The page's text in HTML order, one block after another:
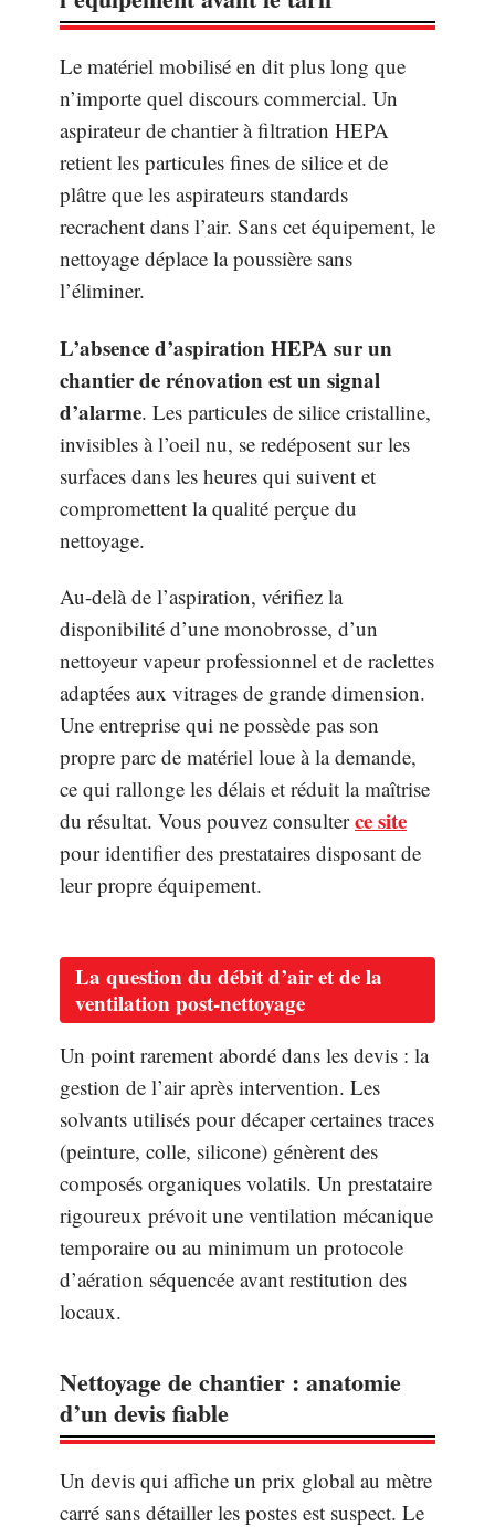
Le matériel mobilisé en dit plus long que
n’importe quel discours commercial. Un
aspirateur de chantier à filtration HEPA
retient les particules fines de silice et de
plâtre que les aspirateurs standards
recrachent dans l’air. Sans cet équipement, le
nettoyage déplace la poussière sans
l’éliminer.
L’absence d’aspiration HEPA sur un
chantier de rénovation est un signal
d’alarme. Les particules de silice cristalline,
invisibles à l’oeil nu, se redéposent sur les
surfaces dans les heures qui suivent et
compromettent la qualité perçue du
nettoyage.
Au-delà de l’aspiration, vérifiez la
disponibilité d’une monobrosse, d’un
nettoyeur vapeur professionnel et de raclettes
adaptées aux vitrages de grande dimension.
Une entreprise qui ne possède pas son
propre parc de matériel loue à la demande,
ce qui rallonge les délais et réduit la maîtrise
du résultat. Vous pouvez consulterce site
pour identifier des prestataires disposant de
leur propre équipement.
La question du débit d’air et de la
ventilation post-nettoyage
Un point rarement abordé dans les devis : la
gestion de l’air après intervention. Les
solvants utilisés pour décaper certaines traces
(peinture, colle, silicone) génèrent des
composés organiques volatils. Un prestataire
rigoureux prévoit une ventilation mécanique
temporaire ou au minimum un protocole
d’aération séquencée avant restitution des
locaux.
Nettoyage de chantier : anatomie
d’un devis fiable
Un devis qui affiche un prix global au mètre
carré sans détailler les postes est suspect. Le